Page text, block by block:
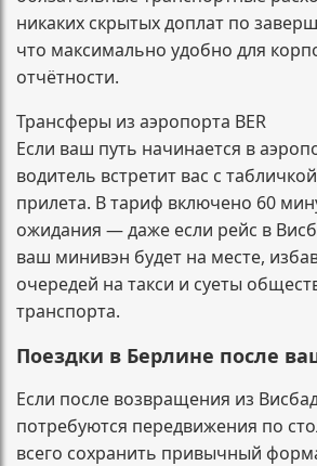
никаких скрытых доплат по
что максимально удобно для
отчётности.
Трансферы из аэропорта BER
Если ваш путь начинается в
водитель встретит вас с
прилета. В тариф включено 60
ожидания — даже если рейс в
ваш минивэн будет на месте,
очередей на такси и суеты
транспорта.
Поездки в Берлине после
Если после возвращения из
потребуются передвижения по
всего сохранить привычный